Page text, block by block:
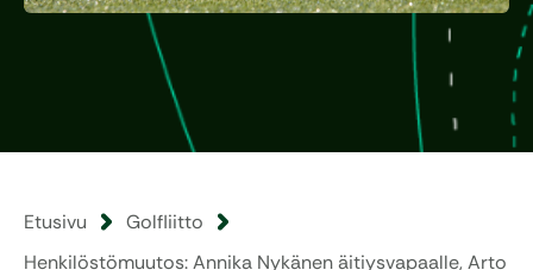
Etusivu
Golfliitto
Henkilöstömuutos: Annika Nykänen äitiysvapaalle, Arto